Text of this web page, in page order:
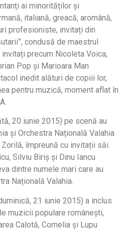
ai minorităților și
italiană, greacă, aromână,
profesioniste, invitați din
condusă de maestrul
precum Nicoleta Voica,
Pop și Marioara Man
inedit alături de copiii lor,
pentru muzică, moment aflat în
20 iunie 2015) pe scenă au
și Orchestra Națională Valahia
împreună cu invitații săi.
Silviu Biriș și Dinu Iancu
dintre numele mari care au
Națională Valahia.
21 iunie 2015) a inclus
muzicii populare românești,
Calotă, Cornelia și Lupu